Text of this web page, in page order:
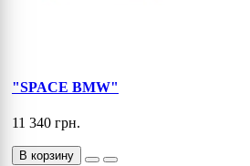
"SPACE BMW"
11 340 грн.
В корзину